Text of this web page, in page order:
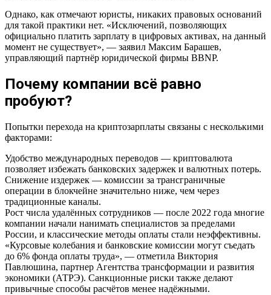
Однако, как отмечают юристы, никаких правовых оснований
для такой практики нет. «Исключений, позволяющих
официально платить зарплату в цифровых активах, на данный
момент не существует», — заявил Максим Барашев,
управляющий партнёр юридической фирмы BBNP.
Почему компании всё равно
пробуют?
Попытки перехода на криптозарплаты связаны с несколькими
факторами:
Удобство международных переводов — криптовалюта
позволяет избежать банковских задержек и валютных потерь.
Снижение издержек — комиссии за трансграничные
операции в блокчейне значительно ниже, чем через
традиционные каналы.
Рост числа удалённых сотрудников — после 2022 года многие
компании начали нанимать специалистов за пределами
России, и классические методы оплаты стали неэффективны.
«Курсовые колебания и банковские комиссии могут съедать
до 6% фонда оплаты труда», — отметила Виктория
Павлюшина, партнер Агентства трансформации и развития
экономики (АТРЭ). Санкционные риски также делают
привычные способы расчётов менее надёжными.